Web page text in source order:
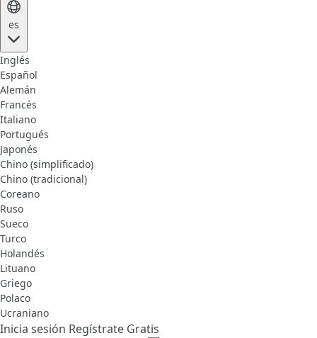
es
Inglés
Español
Alemán
Francés
Italiano
Portugués
Japonés
Chino (simplificado)
Chino (tradicional)
Coreano
Ruso
Sueco
Turco
Holandés
Lituano
Griego
Polaco
Ucraniano
Inicia sesión Regístrate Gratis